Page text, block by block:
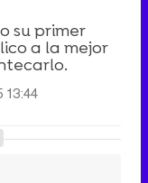
su primer
a la mejor
13:44